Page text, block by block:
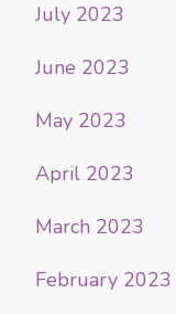
July 2023
June 2023
May 2023
April 2023
March 2023
February 2023